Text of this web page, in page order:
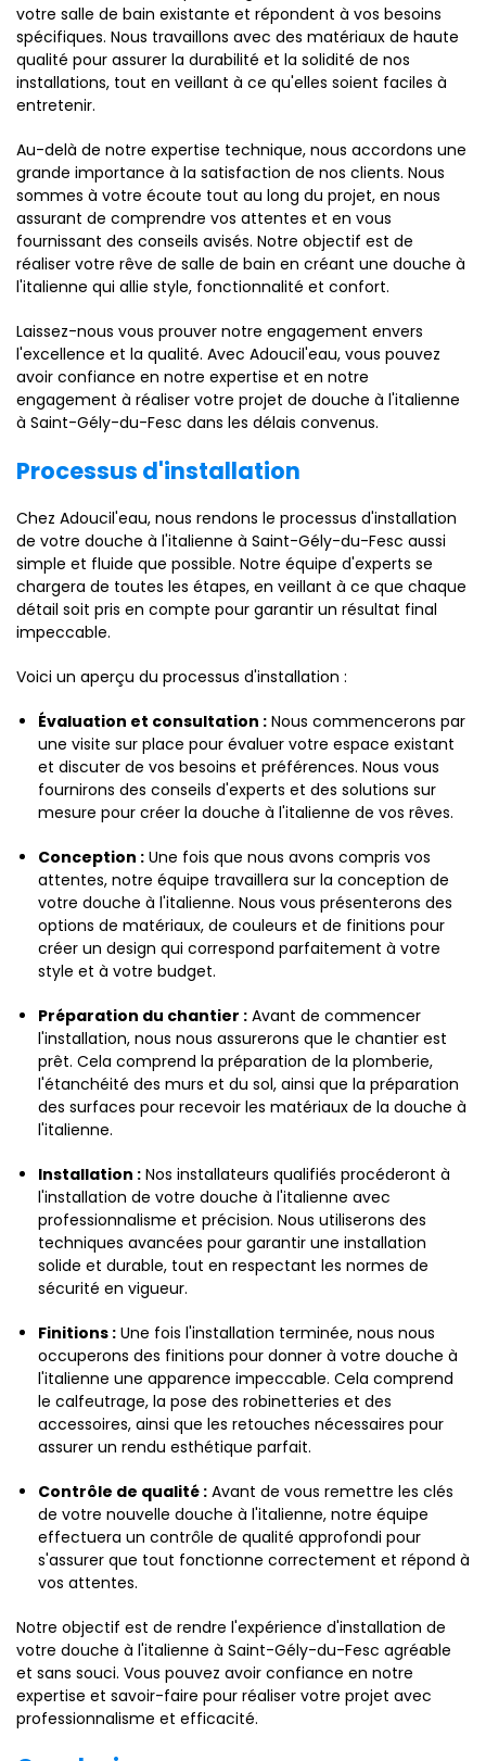
votre salle de bain existante et répondent à vos besoins
spécifiques. Nous travaillons avec des matériaux de haute
qualité pour assurer la durabilité et la solidité de nos
installations, tout en veillant à ce qu'elles soient faciles à
entretenir.
Au-delà de notre expertise technique, nous accordons une
grande importance à la satisfaction de nos clients. Nous
sommes à votre écoute tout au long du projet, en nous
assurant de comprendre vos attentes et en vous
fournissant des conseils avisés. Notre objectif est de
réaliser votre rêve de salle de bain en créant une douche à
l'italienne qui allie style, fonctionnalité et confort.
Laissez-nous vous prouver notre engagement envers
l'excellence et la qualité. Avec Adoucil'eau, vous pouvez
avoir confiance en notre expertise et en notre
engagement à réaliser votre projet de douche à l'italienne
à Saint-Gély-du-Fesc dans les délais convenus.
Processus d'installation
Chez Adoucil'eau, nous rendons le processus d'installation
de votre douche à l'italienne à Saint-Gély-du-Fesc aussi
simple et fluide que possible. Notre équipe d'experts se
chargera de toutes les étapes, en veillant à ce que chaque
détail soit pris en compte pour garantir un résultat final
impeccable.
Voici un aperçu du processus d'installation :
Évaluation et consultation : Nous commencerons par
une visite sur place pour évaluer votre espace existant
et discuter de vos besoins et préférences. Nous vous
fournirons des conseils d'experts et des solutions sur
mesure pour créer la douche à l'italienne de vos rêves.
Conception : Une fois que nous avons compris vos
attentes, notre équipe travaillera sur la conception de
votre douche à l'italienne. Nous vous présenterons des
options de matériaux, de couleurs et de finitions pour
créer un design qui correspond parfaitement à votre
style et à votre budget.
Préparation du chantier : Avant de commencer
l'installation, nous nous assurerons que le chantier est
prêt. Cela comprend la préparation de la plomberie,
l'étanchéité des murs et du sol, ainsi que la préparation
des surfaces pour recevoir les matériaux de la douche à
l'italienne.
Installation : Nos installateurs qualifiés procéderont à
l'installation de votre douche à l'italienne avec
professionnalisme et précision. Nous utiliserons des
techniques avancées pour garantir une installation
solide et durable, tout en respectant les normes de
sécurité en vigueur.
Finitions : Une fois l'installation terminée, nous nous
occuperons des finitions pour donner à votre douche à
l'italienne une apparence impeccable. Cela comprend
le calfeutrage, la pose des robinetteries et des
accessoires, ainsi que les retouches nécessaires pour
assurer un rendu esthétique parfait.
Contrôle de qualité : Avant de vous remettre les clés
de votre nouvelle douche à l'italienne, notre équipe
effectuera un contrôle de qualité approfondi pour
s'assurer que tout fonctionne correctement et répond à
vos attentes.
Notre objectif est de rendre l'expérience d'installation de
votre douche à l'italienne à Saint-Gély-du-Fesc agréable
et sans souci. Vous pouvez avoir confiance en notre
expertise et savoir-faire pour réaliser votre projet avec
professionnalisme et efficacité.